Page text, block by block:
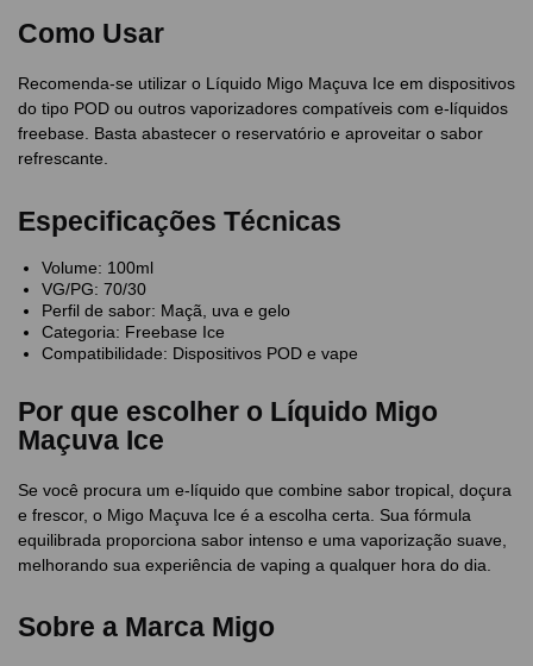
Como Usar
Recomenda-se utilizar o Líquido Migo Maçuva Ice em dispositivos
do tipo POD ou outros vaporizadores compatíveis com e-líquidos
freebase. Basta abastecer o reservatório e aproveitar o sabor
refrescante.
Especificações Técnicas
Volume: 100ml
VG/PG: 70/30
Perfil de sabor: Maçã, uva e gelo
Categoria: Freebase Ice
Compatibilidade: Dispositivos POD e vape
Por que escolher o Líquido Migo
Maçuva Ice
Se você procura um e-líquido que combine sabor tropical, doçura
e frescor, o Migo Maçuva Ice é a escolha certa. Sua fórmula
equilibrada proporciona sabor intenso e uma vaporização suave,
melhorando sua experiência de vaping a qualquer hora do dia.
Sobre a Marca Migo